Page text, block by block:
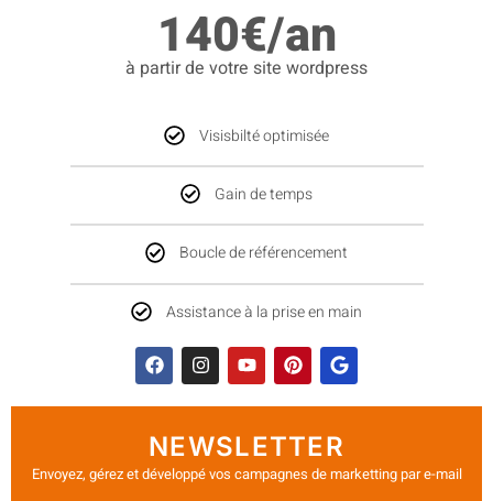
140€/an
à partir de votre site wordpress
Visisbilté optimisée
Gain de temps
Boucle de référencement
Assistance à la prise en main
NEWSLETTER
Envoyez, gérez et développé vos campagnes de marketting par e-mail